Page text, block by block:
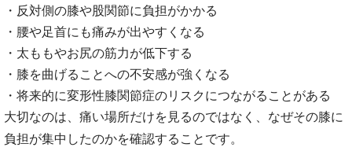
・反対側の膝や股関節に負担がかかる
・腰や足首にも痛みが出やすくなる
・太ももやお尻の筋力が低下する
・膝を曲げることへの不安感が強くなる
・将来的に変形性膝関節症のリスクにつながることがある
大切なのは、痛い場所だけを見るのではなく、なぜその膝に
負担が集中したのかを確認することです。